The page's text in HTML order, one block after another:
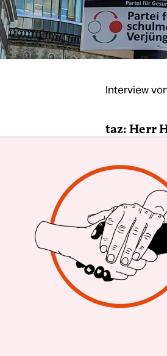
unterstützen
abo
genossenschaft
Interview
taz: Herr
Rasmus
Der erste
Es ist
beiden